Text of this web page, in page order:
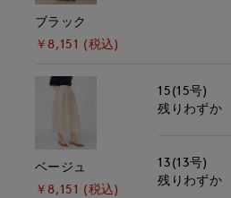
ブラック
￥8,151 (税込)
ベージュ
￥8,151 (税込)
15(15号)
残りわずか
13(13号)
残りわずか